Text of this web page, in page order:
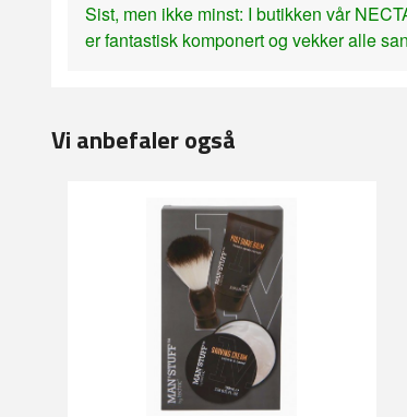
Sist, men ikke minst: I butikken vår
er fantastisk komponert og vekker alle
Vi anbefaler også